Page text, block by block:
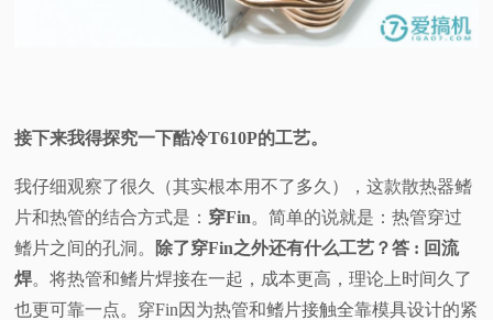
接下来我得探究一下酷冷T610P的工艺。
我仔细观察了很久（其实根本用不了多久），这款散热器鳍
片和热管的结合方式是： 穿Fin。简单的说就是：热管穿过
鳍片之间的孔洞。 除了穿Fin之外还有什么工艺？答 : 回流
焊。将热管和鳍片焊接在一起，成本更高，理论上时间久了
也更可靠一点。穿Fin因为热管和鳍片接触全靠模具设计的紧